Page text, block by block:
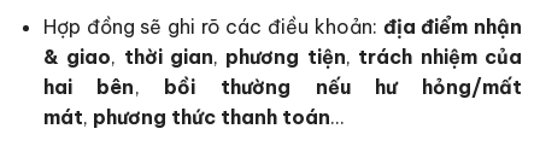
Hợp đồng sẽ ghi rõ các điều khoản: địa điểm nhận
& giao, thời gian, phương tiện, trách nhiệm của
hai bên, bồi thường nếu hư hỏng/mất
mát, phương thức thanh toán…